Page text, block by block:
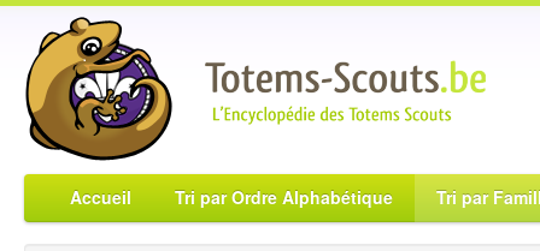
Accueil Tri par Ordre Alphabétique Tri par